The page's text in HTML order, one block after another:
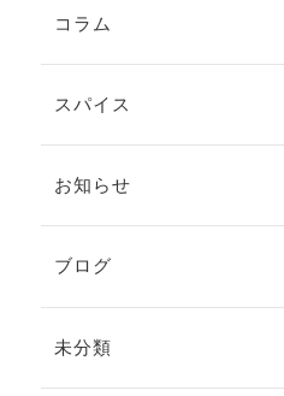
コラム
スパイス
お知らせ
ブログ
未分類